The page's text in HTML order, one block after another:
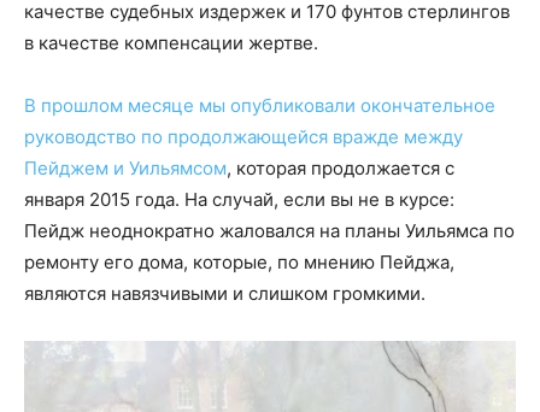
качестве судебных издержек и 170 фунтов стерлингов
в качестве компенсации жертве.
В прошлом месяце мы опубликовали окончательное
руководство по продолжающейся вражде между
Пейджем и Уильямсом, которая продолжается с
января 2015 года. На случай, если вы не в курсе:
Пейдж неоднократно жаловался на планы Уильямса по
ремонту его дома, которые, по мнению Пейджа,
являются навязчивыми и слишком громкими.